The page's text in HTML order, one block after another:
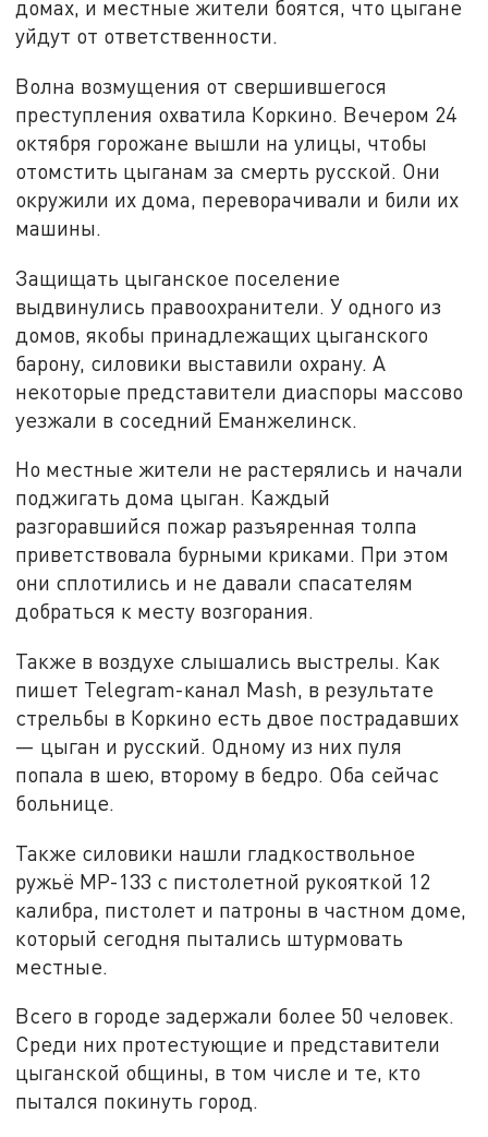
домах, и местные жители боятся, что цыгане
уйдут от ответственности.
Волна возмущения от свершившегося
преступления охватила Коркино. Вечером 24
октября горожане вышли на улицы, чтобы
отомстить цыганам за смерть русской. Они
окружили их дома, переворачивали и били их
машины.
Защищать цыганское поселение
выдвинулись правоохранители. У одного из
домов, якобы принадлежащих цыганского
барону, силовики выставили охрану. А
некоторые представители диаспоры массово
уезжали в соседний Еманжелинск.
Но местные жители не растерялись и начали
поджигать дома цыган. Каждый
разгоравшийся пожар разъяренная толпа
приветствовала бурными криками. При этом
они сплотились и не давали спасателям
добраться к месту возгорания.
Также в воздухе слышались выстрелы. Как
пишет Telegram-канал Mash, в результате
стрельбы в Коркино есть двое пострадавших
— цыган и русский. Одному из них пуля
попала в шею, второму в бедро. Оба сейчас
больнице.
Также силовики нашли гладкоствольное
ружьё МР-133 с пистолетной рукояткой 12
калибра, пистолет и патроны в частном доме,
который сегодня пытались штурмовать
местные.
Всего в городе задержали более 50 человек.
Среди них протестующие и представители
цыганской общины, в том числе и те, кто
пытался покинуть город.